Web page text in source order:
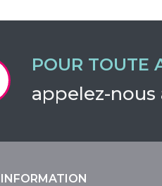
POUR TOUTE
appelez-nous
INFORMATION